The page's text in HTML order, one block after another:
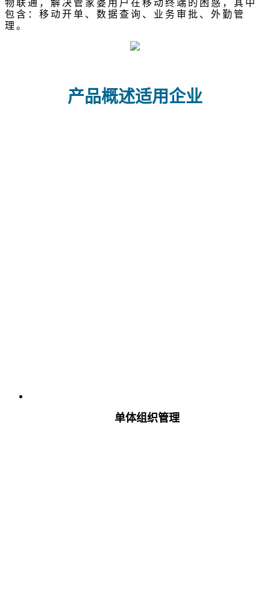
物联通，解决管家婆用户在移动终端的困惑，其中
包含：移动开单、数据查询、业务审批、外勤管
理。
产品概述适用企业
单体组织管理